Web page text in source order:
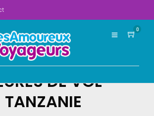
0
DE VOL
TANZANIE